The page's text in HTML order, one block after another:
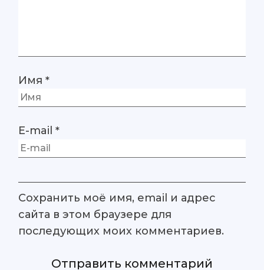
Имя*
E-mail*
Сохранить моё имя, email и адрес
сайта в этом браузере для
последующих моих комментариев.